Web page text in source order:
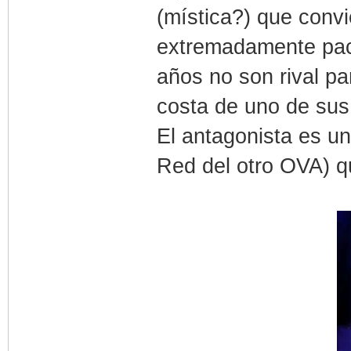
(mística?) que
extremadamente
años no son rival
costa de uno de
El antagonista es
Red del otro OVA)